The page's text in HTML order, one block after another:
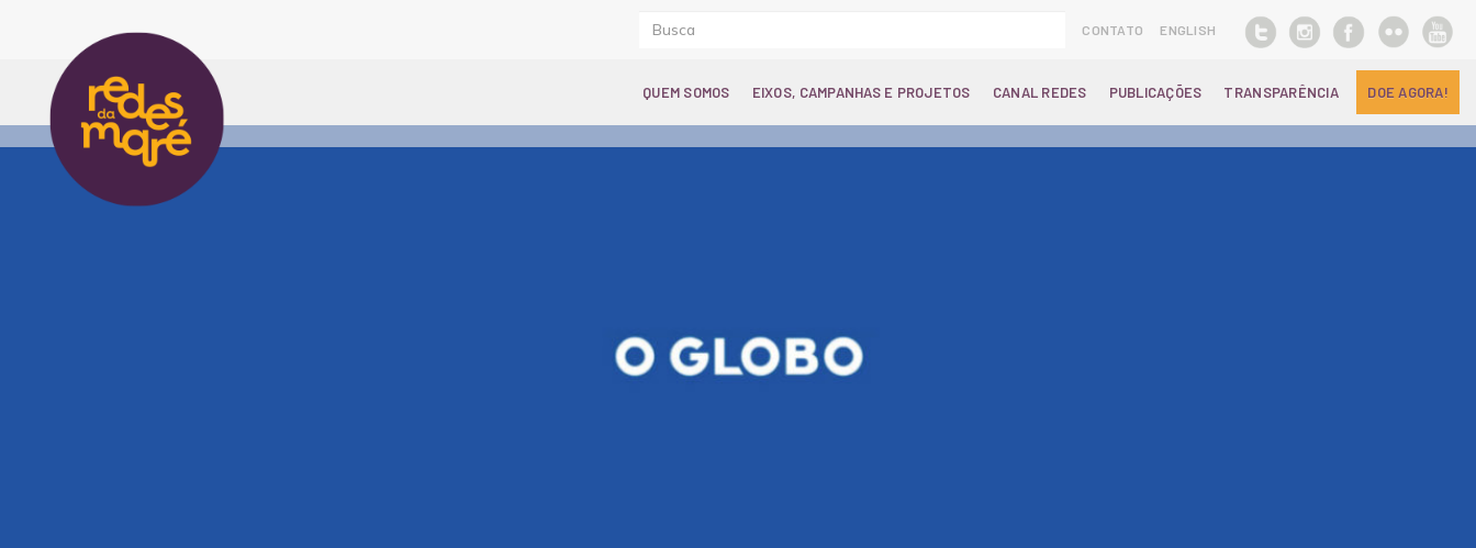
CONTATO ENGLISH
QUEM SOMOS EIXOS, CAMPANHAS E PROJETOS CANAL REDES PUBLICAÇÕES TRANSPARÊNCIA DOE AGORA!